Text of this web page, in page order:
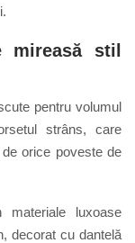
mireasă stil
pentru volumul
strâns, care
orice poveste de
luxoase
decorat cu dantelă